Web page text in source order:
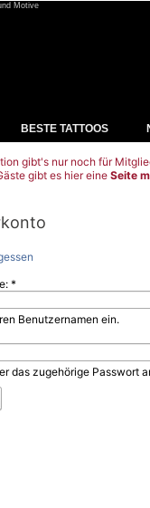
Motive
BESTE TATTOOS
gibt's nur noch für
gibt es hier eineSeite
*
Benutzernamen ein.
das zugehörige Passwort